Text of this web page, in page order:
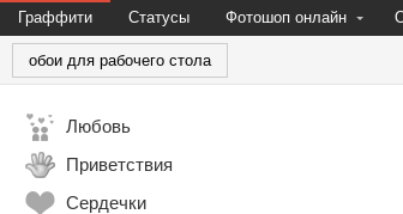
Граффити Статусы Фотошоп онлайн
обои для рабочего стола
Любовь
Приветствия
Сердечки